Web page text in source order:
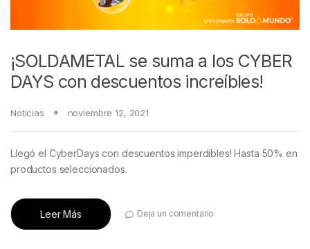
¡SOLDAMETAL se suma a los CYBER
DAYS con descuentos increíbles!
Noticias noviembre 12, 2021
Llegó el CyberDays con descuentos imperdibles! Hasta 50% en
productos seleccionados.
Leer Más Deja un comentario